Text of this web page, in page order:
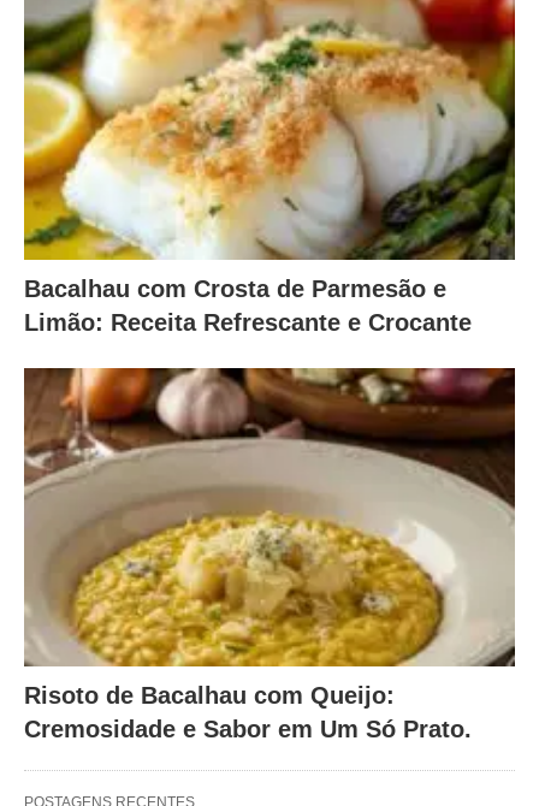
Bacalhau com Crosta de Parmesão e
Limão: Receita Refrescante e Crocante
Risoto de Bacalhau com Queijo:
Cremosidade e Sabor em Um Só Prato.